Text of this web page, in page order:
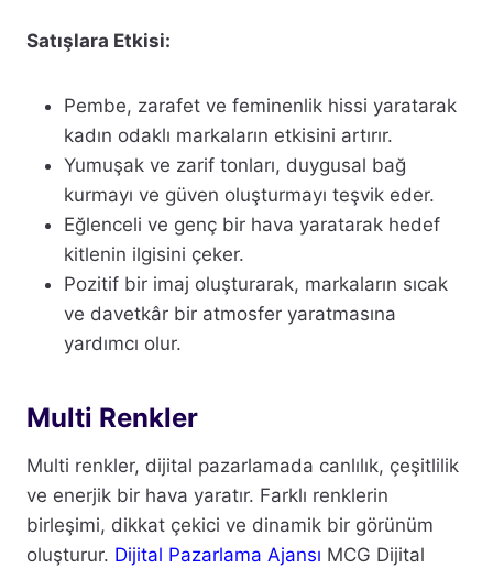
Satışlara Etkisi:
Pembe, zarafet ve feminenlik hissi yaratarak
kadın odaklı markaların etkisini artırır.
Yumuşak ve zarif tonları, duygusal bağ
kurmayı ve güven oluşturmayı teşvik eder.
Eğlenceli ve genç bir hava yaratarak hedef
kitlenin ilgisini çeker.
Pozitif bir imaj oluşturarak, markaların sıcak
ve davetkâr bir atmosfer yaratmasına
yardımcı olur.
Multi Renkler
Multi renkler, dijital pazarlamada canlılık, çeşitlilik
ve enerjik bir hava yaratır. Farklı renklerin
birleşimi, dikkat çekici ve dinamik bir görünüm
oluşturur. Dijital Pazarlama Ajansı MCG Dijital